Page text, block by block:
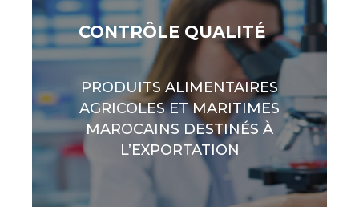
CONTRÔLE QUALITÉ
PRODUITS ALIMENTAIRES
AGRICOLES ET MARITIMES
MAROCAINS DESTINÉS À
L’EXPORTATION